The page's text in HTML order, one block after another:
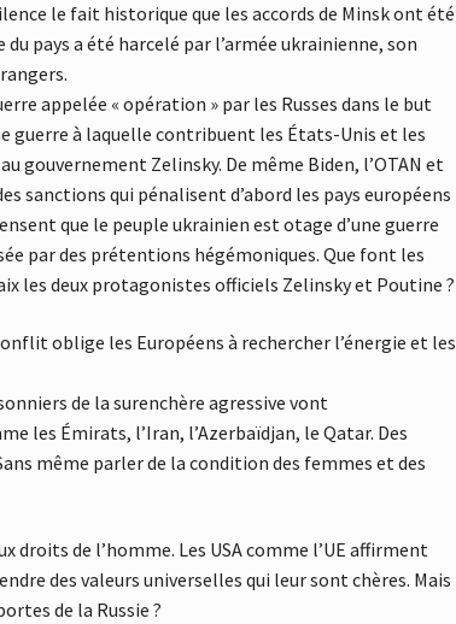
le fait historique que les accords de Minsk ont été
pays a été harcelé par l’armée ukrainienne, son
appelée « opération » par les Russes dans le but
guerre à laquelle contribuent les États-Unis et les
gouvernement Zelinsky. De même Biden, l’OTAN et
sanctions qui pénalisent d’abord les pays européens
que le peuple ukrainien est otage d’une guerre
par des prétentions hégémoniques. Que font les
les deux protagonistes officiels Zelinsky et Poutine ?
oblige les Européens à rechercher l’énergie et les
de la surenchère agressive vont
les Émirats, l’Iran, l’Azerbaïdjan, le Qatar. Des
même parler de la condition des femmes et des
droits de l’homme. Les USA comme l’UE affirment
des valeurs universelles qui leur sont chères. Mais
de la Russie ?